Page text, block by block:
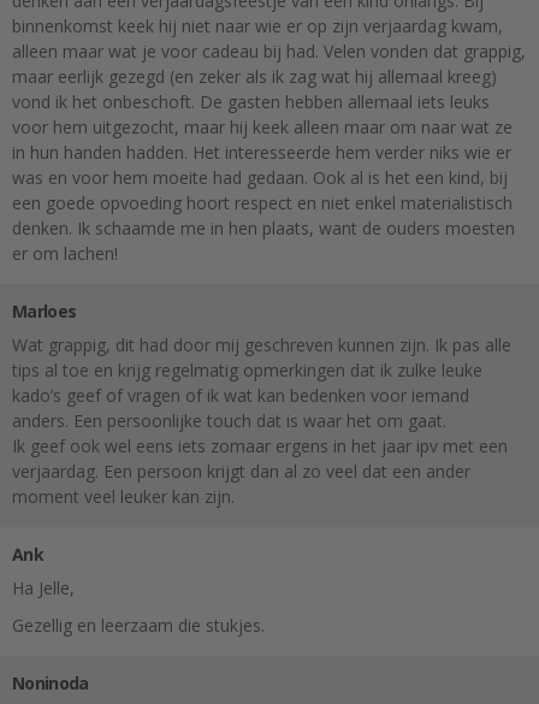
binnenkomst keek hij niet naar wie er op zijn verjaardag kwam,
alleen maar wat je voor cadeau bij had. Velen vonden dat grappig,
maar eerlijk gezegd (en zeker als ik zag wat hij allemaal kreeg)
vond ik het onbeschoft. De gasten hebben allemaal iets leuks
voor hem uitgezocht, maar hij keek alleen maar om naar wat ze
in hun handen hadden. Het interesseerde hem verder niks wie er
was en voor hem moeite had gedaan. Ook al is het een kind, bij
een goede opvoeding hoort respect en niet enkel materialistisch
denken. Ik schaamde me in hen plaats, want de ouders moesten
er om lachen!
Marloes
Wat grappig, dit had door mij geschreven kunnen zijn. Ik pas alle
tips al toe en krijg regelmatig opmerkingen dat ik zulke leuke
kado’s geef of vragen of ik wat kan bedenken voor iemand
anders. Een persoonlijke touch dat is waar het om gaat.
Ik geef ook wel eens iets zomaar ergens in het jaar ipv met een
verjaardag. Een persoon krijgt dan al zo veel dat een ander
moment veel leuker kan zijn.
Ank
Ha Jelle,
Gezellig en leerzaam die stukjes.
Noninoda